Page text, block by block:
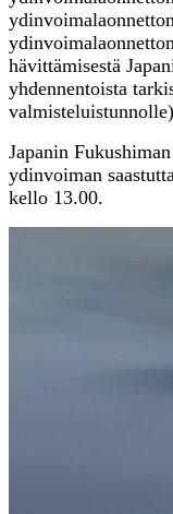
hävittämisestä
yhdennentoista
Japanin
ydinvoiman
kello 13.00.